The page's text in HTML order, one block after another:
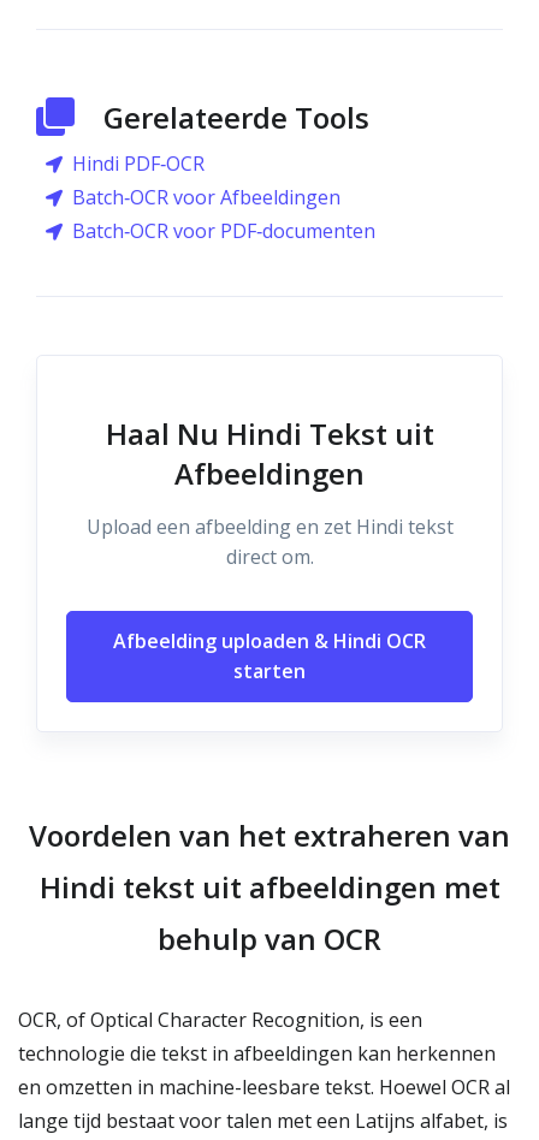
Gerelateerde Tools
Hindi PDF‑OCR
Batch‑OCR voor Afbeeldingen
Batch‑OCR voor PDF‑documenten
Haal Nu Hindi Tekst uit
Afbeeldingen
Upload een afbeelding en zet Hindi tekst
direct om.
Afbeelding uploaden & Hindi OCR
starten
Voordelen van het extraheren van
Hindi tekst uit afbeeldingen met
behulp van OCR
OCR, of Optical Character Recognition, is een
technologie die tekst in afbeeldingen kan herkennen
en omzetten in machine-leesbare tekst. Hoewel OCR al
lange tijd bestaat voor talen met een Latijns alfabet, is